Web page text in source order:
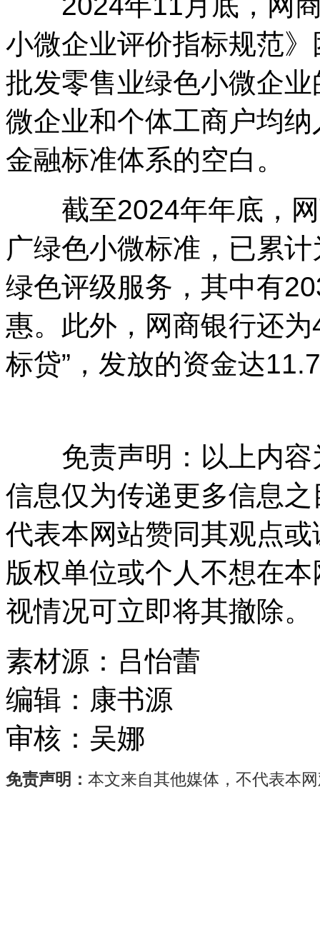
小微企业评价指标规范
批发零售业绿色小微企
微企业和个体工商户均
金融标准体系的空白。
截至2024年年底，网
广绿色小微标准，已累
绿色评级服务，其中有
惠。此外，网商银行还
标贷”，发放的资金达
免责声明：以上内容
信息仅为传递更多信息
代表本网站赞同其观点
版权单位或个人不想在
视情况可立即将其撤除。
素材源： 吕怡蕾
编辑： 康书源
审核： 吴娜
免责声明： 本文来自其他媒体，不代表本